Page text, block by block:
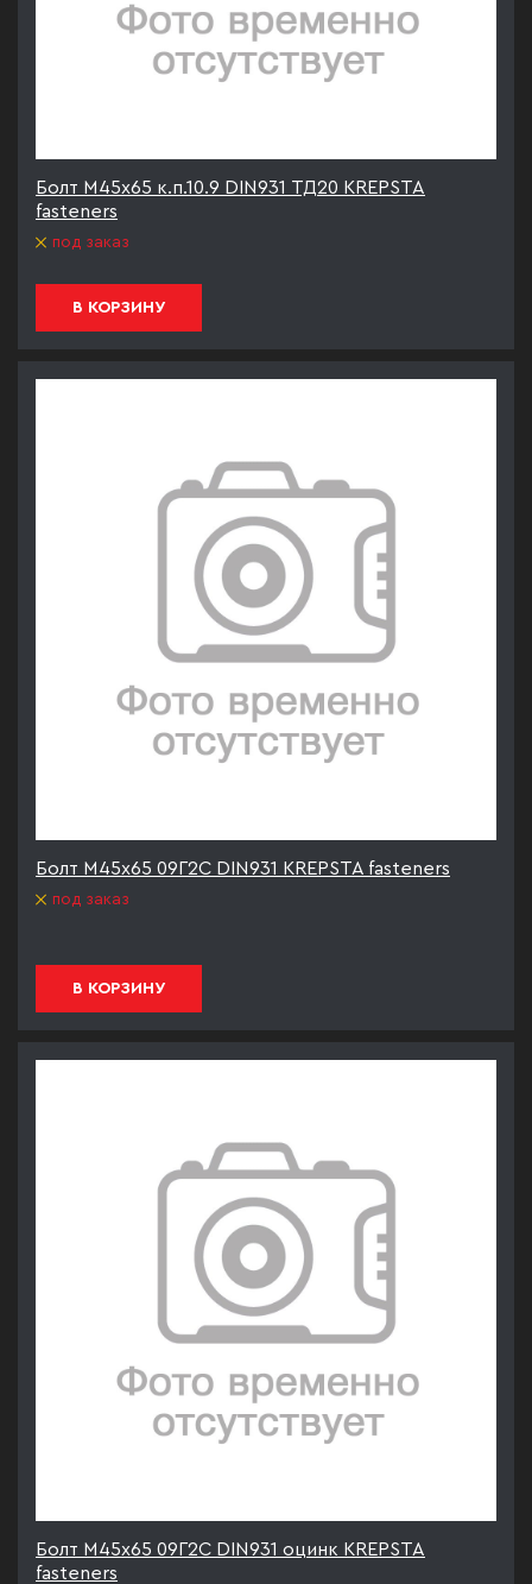
Болт М45х65 к.п.10.9 DIN931 ТД20 KREPSTA
fasteners
под заказ
В КОРЗИНУ
Болт М45х65 09Г2С DIN931 KREPSTA fasteners
под заказ
В КОРЗИНУ
Болт М45х65 09Г2С DIN931 оцинк KREPSTA
fasteners